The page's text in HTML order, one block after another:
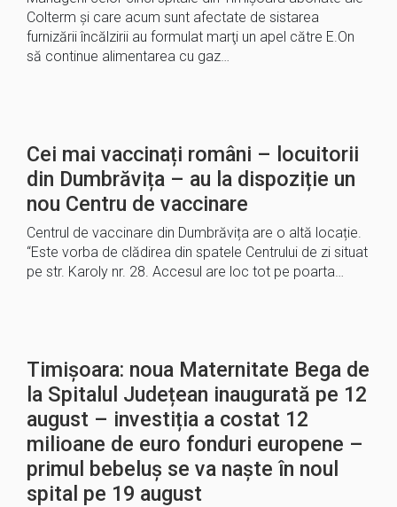
Colterm şi care acum sunt afectate de sistarea
furnizării încălzirii au formulat marţi un apel către E.On
să continue alimentarea cu gaz…
Cei mai vaccinați români – locuitorii
din Dumbrăvița – au la dispoziție un
nou Centru de vaccinare
Centrul de vaccinare din Dumbrăvița are o altă locație.
“Este vorba de clădirea din spatele Centrului de zi situat
pe str. Karoly nr. 28. Accesul are loc tot pe poarta…
Timișoara: noua Maternitate Bega de
la Spitalul Județean inaugurată pe 12
august – investiția a costat 12
milioane de euro fonduri europene –
primul bebeluș se va naște în noul
spital pe 19 august